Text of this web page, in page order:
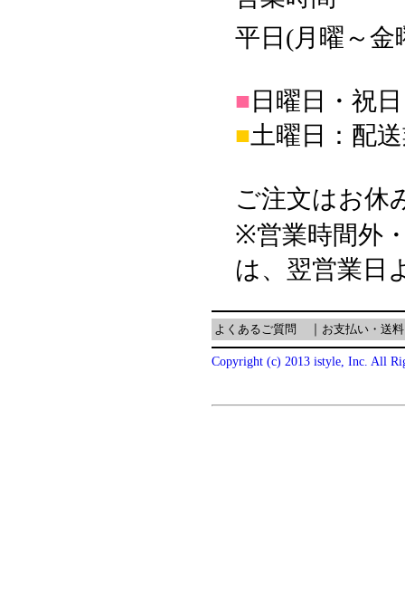
平日(月曜～金
■ 日曜日・祝
■土曜日：配
ご注文はお休
※営業時間外
は、翌営業日
よくあるご質問 お支払い・送料
Copyright (c) 2013 istyle, Inc. All